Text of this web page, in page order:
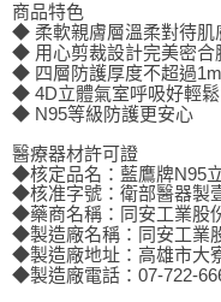
商品特色
◆ 柔軟親膚層溫柔對待肌
◆ 用心剪裁設計完美密合
◆ 四層防護厚度不超過
◆ 4D立體氣室呼吸好輕鬆
◆ N95等級防護更安心
醫療器材許可證
◆核定品名：藍鷹牌N95
◆核准字號：衛部醫器製
◆藥商名稱：同安工業股
◆製造廠名稱：同安工業
◆製造廠地址：高雄市大
◆製造廠電話：07-722-